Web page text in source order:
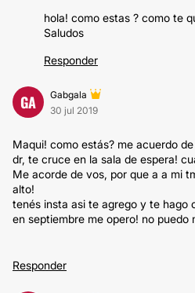
hola! como estas ? como te
Saludos
Responder
GA
Gabgala
30 jul 2019
Maqui! como estás? me acuerdo
dr, te cruce en la sala de espera!
Me acorde de vos, por que a a mi
alto!
tenés insta asi te agrego y te hago
en septiembre me opero! no puedo
Responder